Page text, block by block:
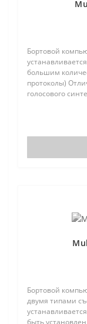
Бортовой
большим
протоколы)
голосового
Бортовой
двумя типами
быть